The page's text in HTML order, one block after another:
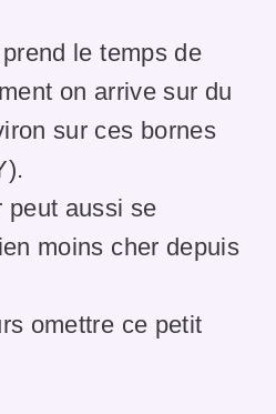
le temps de
on arrive sur du
sur ces bornes
peut aussi se
moins cher depuis
omettre ce petit